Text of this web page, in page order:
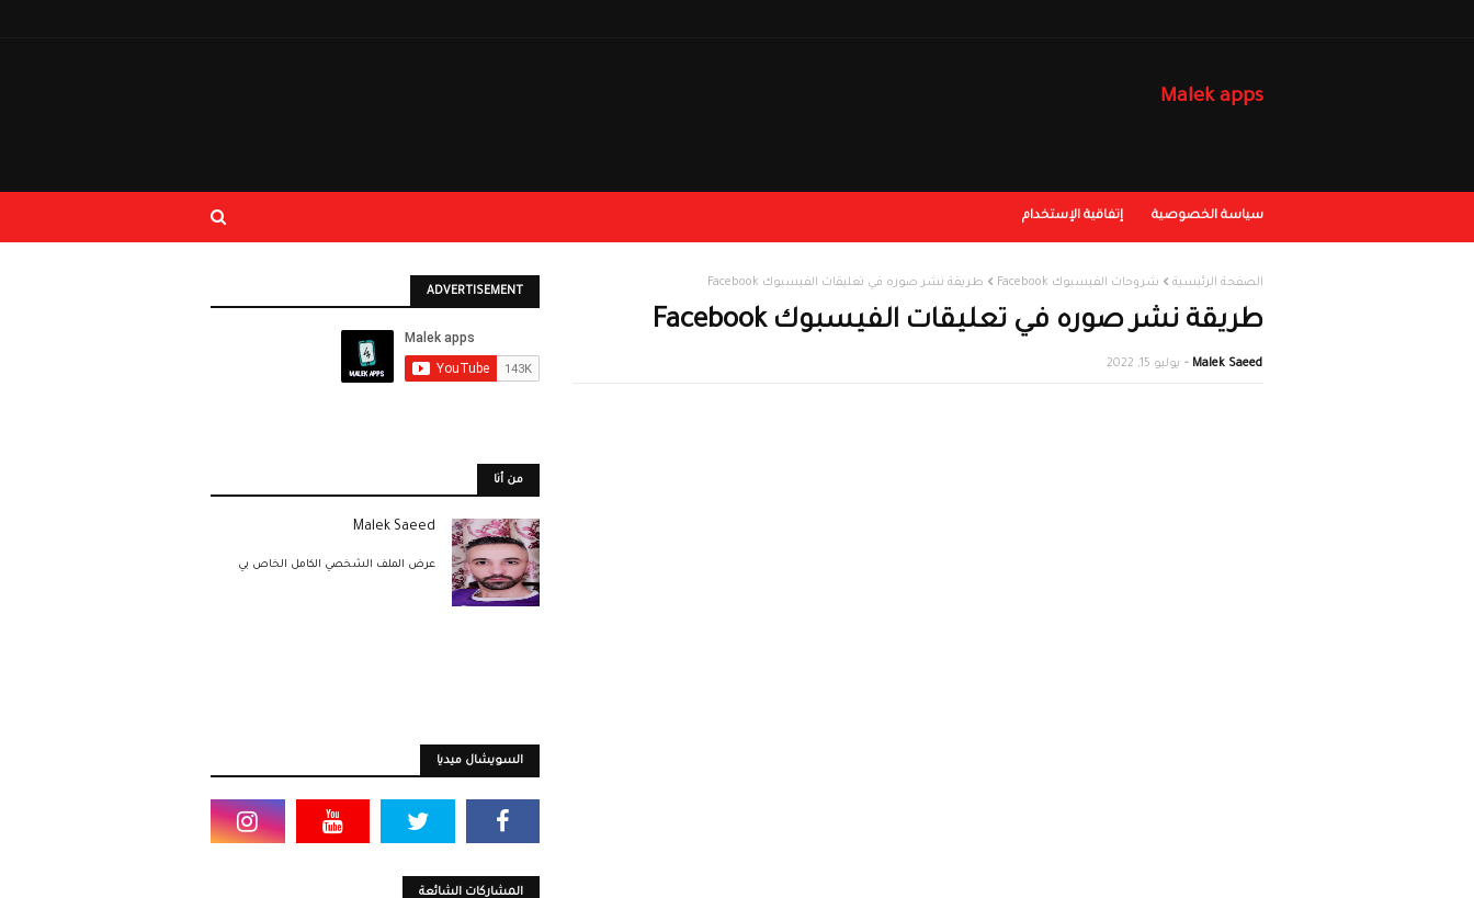
Malek apps
سياسة الخصوصية إتفاقية الإستخدام
الصفحة الرئيسية شروحات الفيسبوك Facebook طريقة نشر صوره في تعليقات الفيسبوك Facebook
طريقة نشر صوره في تعليقات الفيسبوك Facebook
Malek Saeed يوليو 15, 2022
ADVERTISEMENT
من أنا
Malek Saeed
عرض الملف الشخصي الكامل الخاص بي
السويشال ميديا
المشاركات الشائعة